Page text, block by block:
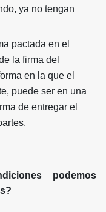
ya no tengan
pactada en el
la firma del
en la que el
puede ser en una
de entregar el
podemos